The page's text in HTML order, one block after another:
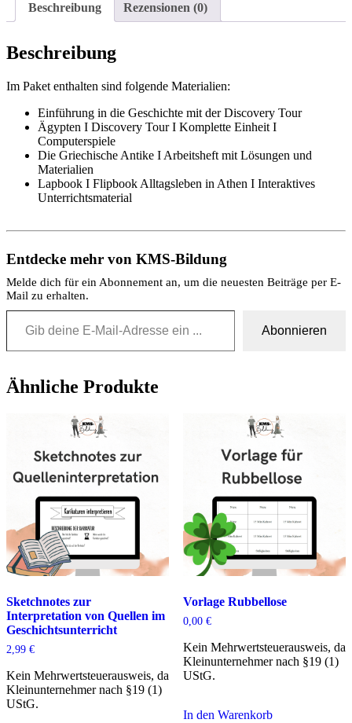
Beschreibung Rezensionen (0)
Beschreibung
Im Paket enthalten sind folgende Materialien:
Einführung in die Geschichte mit der Discovery Tour
Ägypten I Discovery Tour I Komplette Einheit I
Computerspiele
Die Griechische Antike I Arbeitsheft mit Lösungen und
Materialien
Lapbook I Flipbook Alltagsleben in Athen I Interaktives
Unterrichtsmaterial
Entdecke mehr von KMS-Bildung
Melde dich für ein Abonnement an, um die neuesten Beiträge per E-
Mail zu erhalten.
Gib deine E-Mail-Adresse ein ...
Abonnieren
Ähnliche Produkte
Sketchnotes zur
Interpretation von Quellen im
Geschichtsunterricht
2,99 €
Kein Mehrwertsteuerausweis, da
Kleinunternehmer nach §19 (1)
UStG.
Vorlage Rubbellose
0,00 €
Kein Mehrwertsteuerausweis, da
Kleinunternehmer nach §19 (1)
UStG.
In den Warenkorb